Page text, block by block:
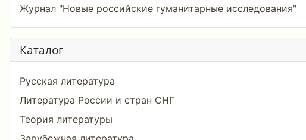
Журнал "Новые российские гуманитарные исследования"
Каталог
Русская литература
Литература России и стран СНГ
Теория литературы